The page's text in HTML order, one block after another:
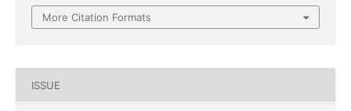
More Citation Formats
ISSUE